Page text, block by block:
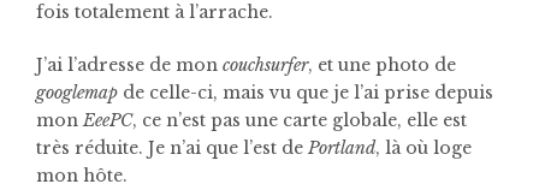
fois totalement à l’arrache.
J’ai l’adresse de mon couchsurfer, et une photo de
googlemap de celle-ci, mais vu que je l’ai prise depuis
monEeePC, ce n’est pas une carte globale, elle est
très réduite. Je n’ai que l’est de Portland, là où loge
mon hôte.